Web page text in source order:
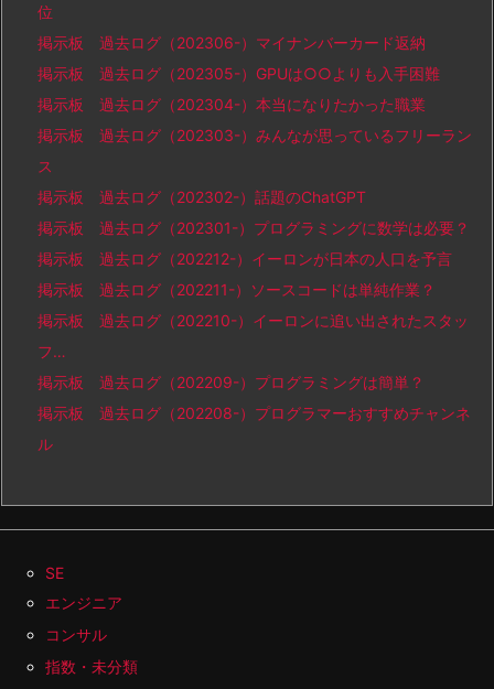
位
掲示板 過去ログ（202306-）マイナンバーカード返納
掲示板 過去ログ（202305-）GPUは○○よりも入手困難
掲示板 過去ログ（202304-）本当になりたかった職業
掲示板 過去ログ（202303-）みんなが思っているフリーラン
ス
掲示板 過去ログ（202302-）話題のChatGPT
掲示板 過去ログ（202301-）プログラミングに数学は必要？
掲示板 過去ログ（202212-）イーロンが日本の人口を予言
掲示板 過去ログ（202211-）ソースコードは単純作業？
掲示板 過去ログ（202210-）イーロンに追い出されたスタッ
フ…
掲示板 過去ログ（202209-）プログラミングは簡単？
掲示板 過去ログ（202208-）プログラマーおすすめチャンネ
ル
SE
エンジニア
コンサル
指数・未分類